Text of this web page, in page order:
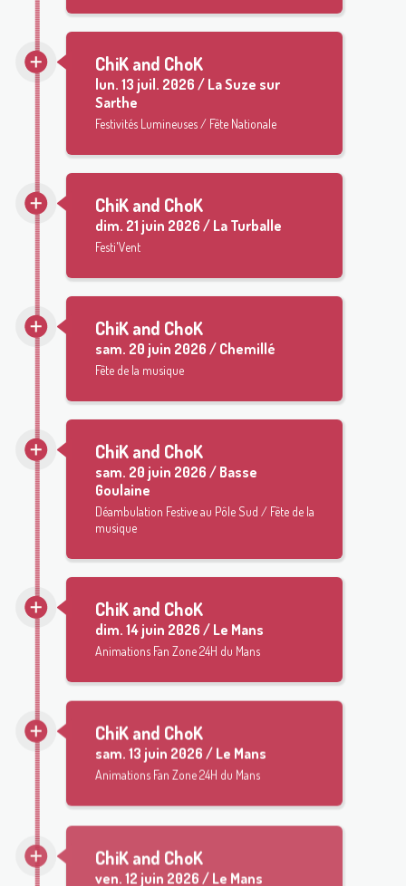
ChiK and ChoK
lun. 13 juil. 2026 / La Suze sur
Sarthe
Festivités Lumineuses / Fête Nationale
ChiK and ChoK
dim. 21 juin 2026 / La Turballe
Festi'Vent
ChiK and ChoK
sam. 20 juin 2026 / Chemillé
Fête de la musique
ChiK and ChoK
sam. 20 juin 2026 / Basse
Goulaine
Déambulation Festive au Pôle Sud / Fête de la
musique
ChiK and ChoK
dim. 14 juin 2026 / Le Mans
Animations Fan Zone 24H du Mans
ChiK and ChoK
sam. 13 juin 2026 / Le Mans
Animations Fan Zone 24H du Mans
ChiK and ChoK
ven. 12 juin 2026 / Le Mans